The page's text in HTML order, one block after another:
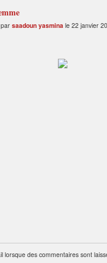
saadoun yasmina le 22 janvier
lorsque des commentaires sont